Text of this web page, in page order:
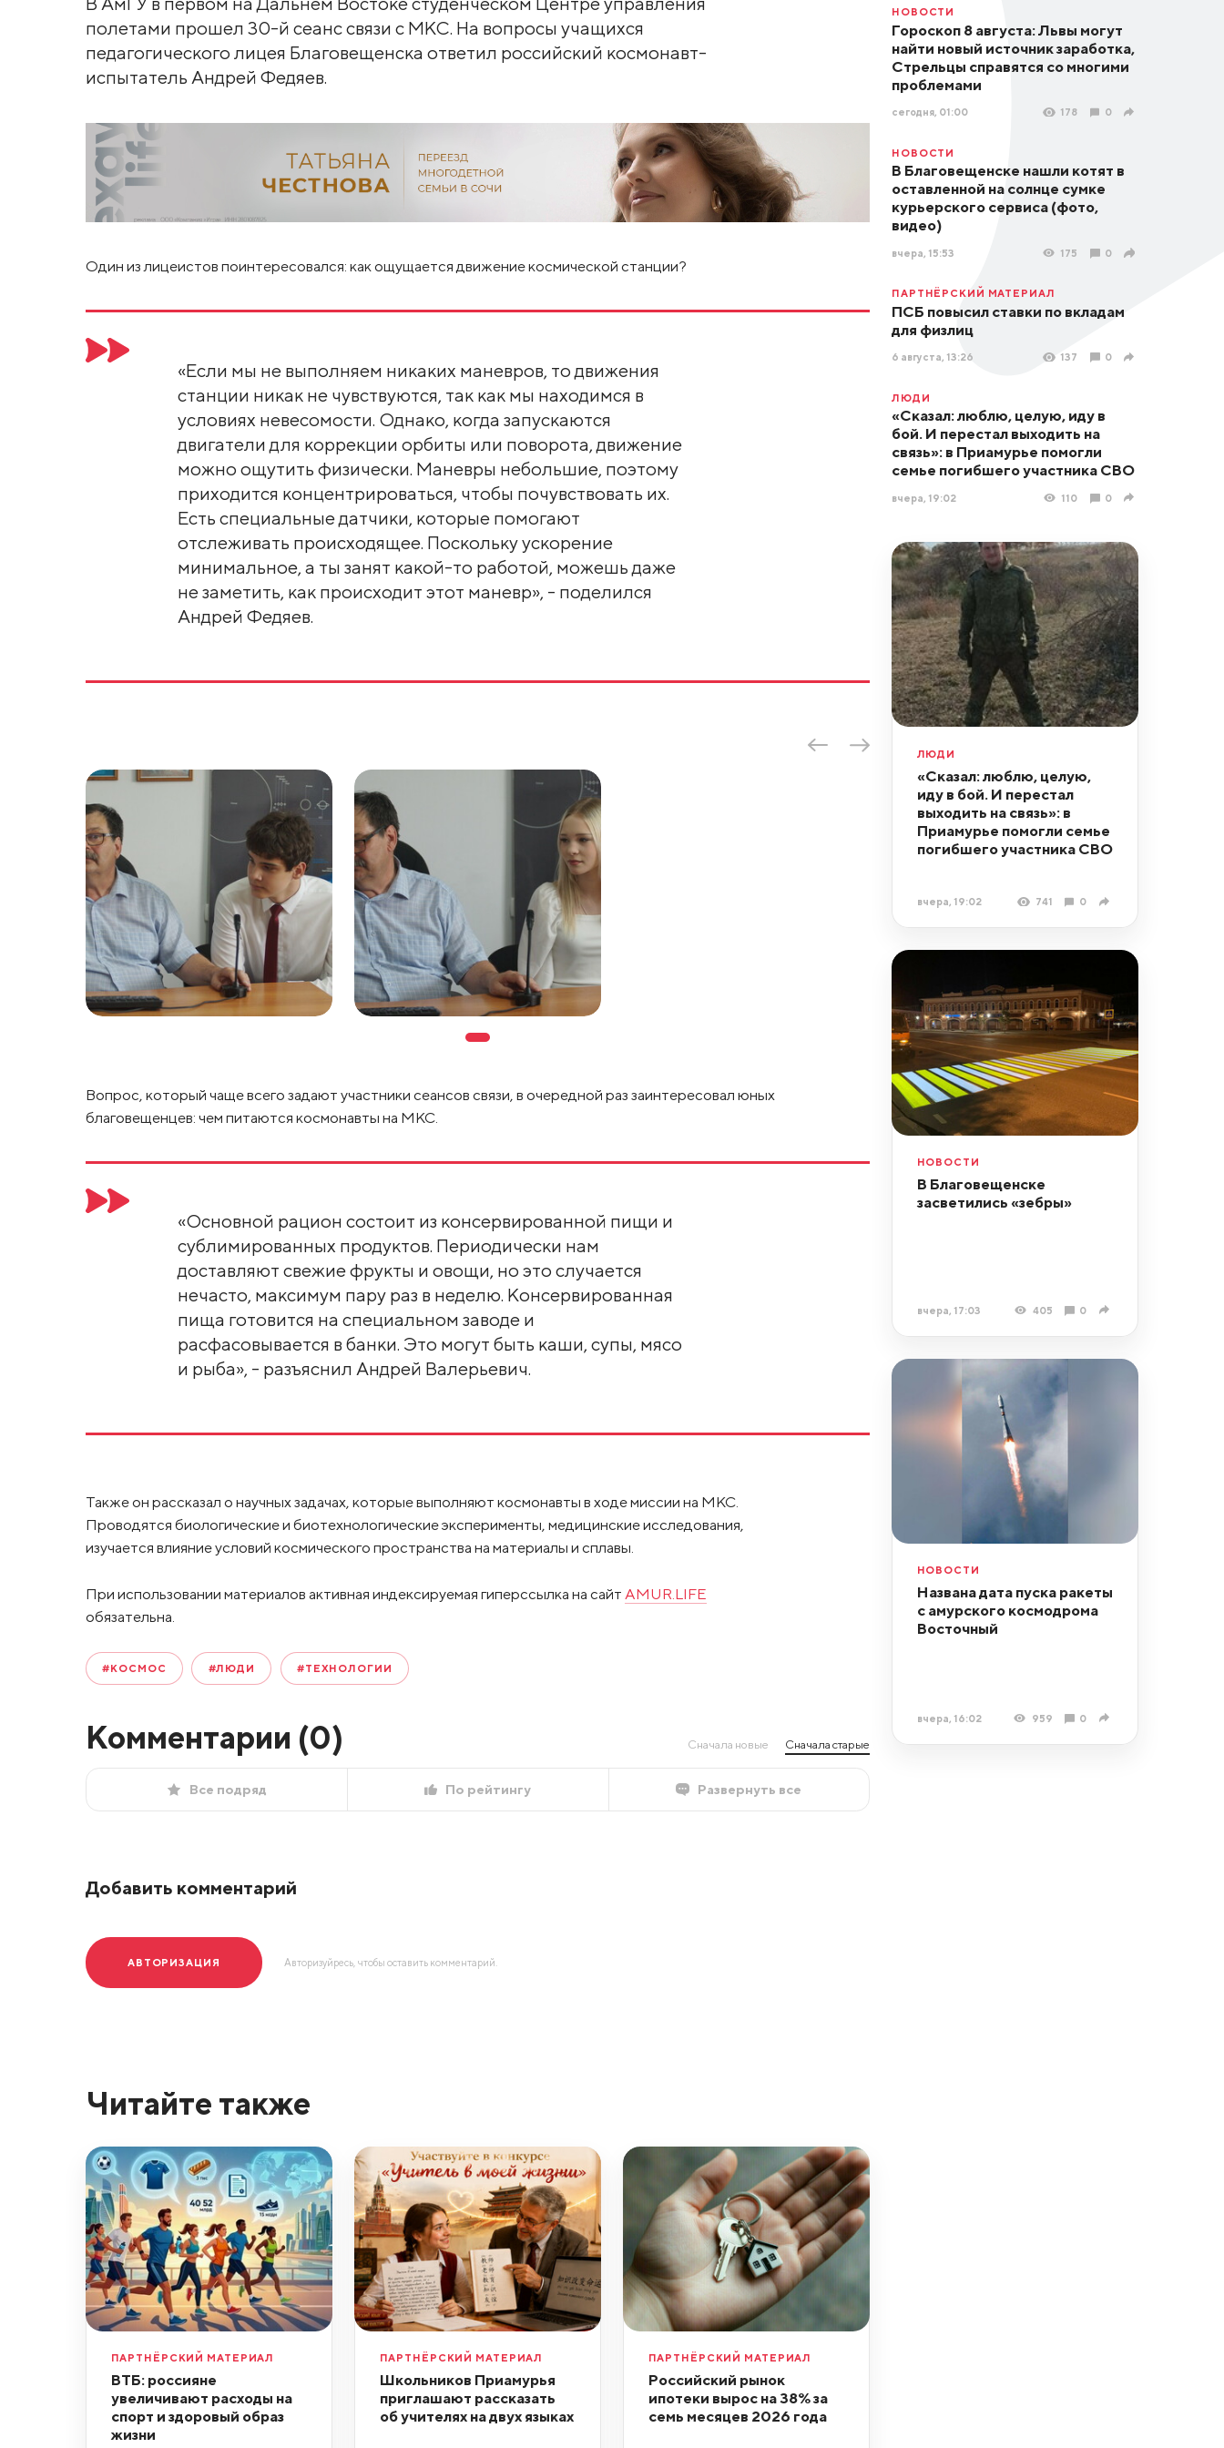
полетами прошел 30-й сеанс связи с МКС. На вопросы учащихся
педагогического лицея Благовещенска ответил российский космонавт-
испытатель Андрей Федяев.
Один из лицеистов поинтересовался: как ощущается движение космической станции?
«Если мы не выполняем никаких маневров, то движения
станции никак не чувствуются, так как мы находимся в
условиях невесомости. Однако, когда запускаются
двигатели для коррекции орбиты или поворота, движение
можно ощутить физически. Маневры небольшие, поэтому
приходится концентрироваться, чтобы почувствовать их.
Есть специальные датчики, которые помогают
отслеживать происходящее. Поскольку ускорение
минимальное, а ты занят какой-то работой, можешь даже
не заметить, как происходит этот маневр», - поделился
Андрей Федяев.
Вопрос, который чаще всего задают участники сеансов связи, в очередной раз заинтересовал юных
благовещенцев: чем питаются космонавты на МКС.
«Основной рацион состоит из консервированной пищи и
сублимированных продуктов. Периодически нам
доставляют свежие фрукты и овощи, но это случается
нечасто, максимум пару раз в неделю. Консервированная
пища готовится на специальном заводе и
расфасовывается в банки. Это могут быть каши, супы, мясо
и рыба», - разъяснил Андрей Валерьевич.
Также он рассказал о научных задачах, которые выполняют космонавты в ходе миссии на МКС.
Проводятся биологические и биотехнологические эксперименты, медицинские исследования,
изучается влияние условий космического пространства на материалы и сплавы.
При использовании материалов активная индексируемая гиперссылка на сайт AMUR.LIFE
обязательна.
#КОСМОС #ЛЮДИ #ТЕХНОЛОГИИ
Комментарии (0) Сначала новые Сначала старые
Все подряд По рейтингу Развернуть все
Добавить комментарий
АВТОРИЗАЦИЯ Авторизуйресь, чтобы оставить комментарий.
НОВОСТИ
Гороскоп 8 августа: Львы могут
найти новый источник заработка,
Стрельцы справятся со многими
проблемами
сегодня, 01:00 178 0
НОВОСТИ
В Благовещенске нашли котят в
оставленной на солнце сумке
курьерского сервиса (фото,
видео)
вчера, 15:53 175 0
ПАРТНЁРСКИЙ МАТЕРИАЛ
ПСБ повысил ставки по вкладам
для физлиц
6 августа, 13:26 137 0
ЛЮДИ
«Сказал: люблю, целую, иду в
бой. И перестал выходить на
связь»: в Приамурье помогли
семье погибшего участника СВО
вчера, 19:02 110 0
ЛЮДИ
«Сказал: люблю, целую,
иду в бой. И перестал
выходить на связь»: в
Приамурье помогли семье
погибшего участника СВО
вчера, 19:02 741 0
НОВОСТИ
В Благовещенске
засветились «зебры»
вчера, 17:03 405 0
НОВОСТИ
Названа дата пуска ракеты
с амурского космодрома
Восточный
вчера, 16:02 959 0
Читайте также
ПАРТНЁРСКИЙ МАТЕРИАЛ
ВТБ: россияне
увеличивают расходы на
спорт и здоровый образ
жизни
ПАРТНЁРСКИЙ МАТЕРИАЛ
Школьников Приамурья
приглашают рассказать
об учителях на двух языках
ПАРТНЁРСКИЙ МАТЕРИАЛ
Российский рынок
ипотеки вырос на 38% за
семь месяцев 2026 года